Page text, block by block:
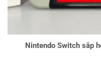
Nintendo Switch sắp